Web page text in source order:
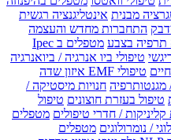
מבנית אינטליגנציה רגשית
התחברות מחדש והעצמה
תרפיה בצבע
מטפלים ב Ipec
טיפולי ביו אנרגיה / ביואנרגיה
טיפולי EMF איזון שדה
מגנטותרפיה חנויות מיסטיקה /
טיפול בעזרת חוצונים טיפול
/ חדרי טיפולים מטפלים
/ נומרולוגים מטפלים